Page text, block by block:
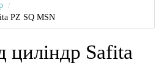
PZ SQ MSN
циліндр Safita